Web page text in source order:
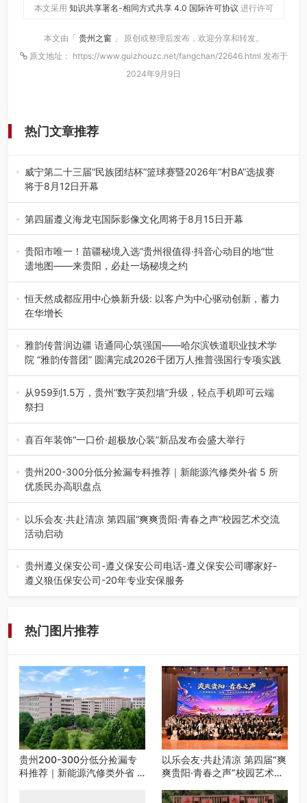
本文采用 知识共享署名-相同方式共享 4.0 国际许可协议 进行许可
本文由「 贵州之窗 」 原创或整理后发布，欢迎分享和转发。
原文地址： https://www.guizhouzc.net/fangchan/22646.html 发布于
2024年9月9日
热门文章推荐
威宁第二十三届“民族团结杯”篮球赛暨2026年“村BA”选拔赛
将于8月12日开幕
8月7日，威宁彝族回族苗族自治县第二十三届“民族团结
杯”篮球赛暨2026年“村B…
第四届遵义海龙屯国际影像文化周将于8月15日开幕
8月7日，第四届遵义海龙屯国际影像文化周媒体通气会在世
界文化遗产地海龙屯核心景区…
贵阳市唯一！苗疆秘境入选“贵州很值得·抖音心动目的地”世
遗地图——来贵阳，必赴一场秘境之约
2026年7月21日，2026年“贵州很值得”暨抖音“心动目的
地”（贵州站）主题…
恒天然成都应用中心焕新升级: 以客户为中心驱动创新，蓄力
在华增长
融合全球研发实力与本土洞察，深化客户共创，赋能西南市
场创新发展 （7月27日，成…
雅韵传普润边疆 语通同心筑强国——哈尔滨铁道职业技术学
院 “雅韵传普团” 圆满完成2026千团万人推普强国行专项实践
为扎实推进2026“千团万人推普强国行”大学生暑期社会实
践，牢牢紧扣 “雅韵传普…
从959到1.5万，贵州“数字英烈墙”升级，轻点手机即可云端
祭扫
八一建军节到来之际，由贵州省退役军人事务厅指导，贵阳
市退役军人事务局联合贵州广电…
喜百年装饰“一口价·超极放心装”新品发布会盛大举行
2026年7月31日，喜百年装饰“一口价·超极放心装”新品发布
会在贵阳隆重举行。…
贵州200-300分低分捡漏专科推荐｜新能源汽修类外省 5 所
优质民办高职盘点
在贵州省高考志愿填报体系中，200至300分数段考生可选择
的省内工科、新能源汽车…
以乐会友·共赴清凉 第四届“爽爽贵阳·青春之声”校园艺术交流
活动启动
七月的贵阳，清风送爽，第四届“爽爽贵阳·青春之声”校园管
弦乐（合唱）艺术交流活动…
贵州遵义保安公司-遵义保安公司电话-遵义保安公司哪家好-
遵义狼伍保安公司-20年专业安保服务
热门图片推荐
贵州200-300分低分捡漏专
科推荐｜新能源汽修类外省 5
以乐会友·共赴清凉 第四届“爽
爽贵阳·青春之声”校园艺术交